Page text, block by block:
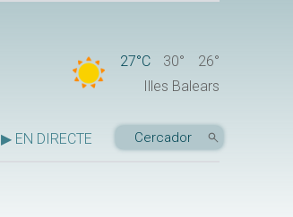
27°C 30°
26°
Illes Balears
▶ EN DIRECTE